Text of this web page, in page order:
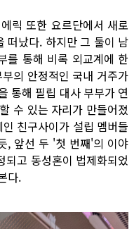
릭 또한 요르단에서 새로
떠났다. 하지만 그 둘이 남
를 통해 비록 외교계에 한
의 안정적인 국내 거주가
통해 필립 대사 부부가 연
수 있는 자리가 만들어졌
친구사이가 설립 멤버들
, 앞선 두 '첫 번째'의 이야
되고 동성혼이 법제화되었
다.